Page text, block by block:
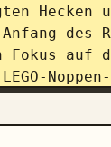
Hecken
des
auf